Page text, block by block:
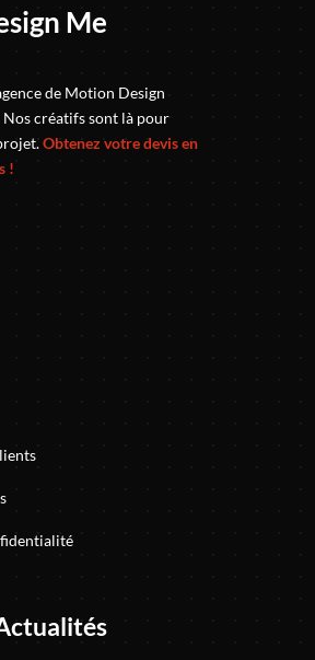
Me
de Motion Design
Nos créatifs sont là pour
Obtenez votre devis en
!